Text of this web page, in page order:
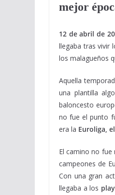
mejor
12 de abril de
llegaba tras vivir
los malagueños
Aquella
una plantilla
baloncesto
no fue el punto
era la Euroliga,
El camino no fue
campeones de
Con una gran
llegaba a los